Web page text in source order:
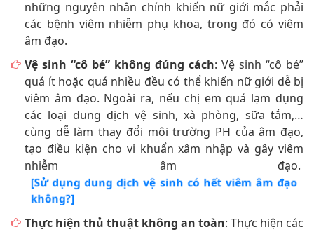
Vệ sinh “cô bé” không đúng cách: Vệ sinh “cô bé”
quá ít hoặc quá nhiều đều có thể khiến nữ giới dễ bị
viêm âm đạo. Ngoài ra, nếu chị em quá lạm dụng
các loại dung dịch vệ sinh, xà phòng, sữa tắm,…
cùng dễ làm thay đổi môi trường PH của âm đạo,
tạo điều kiện cho vi khuẩn xâm nhập và gây viêm
nhiễm âm đạo.
[Sử dụng dung dịch vệ sinh có hết viêm âm đạo
không?]
Thực hiện thủ thuật không an toàn
: Thực hiện các
thủ thuật điều trị các bệnh phụ khoa, đặt vòng tránh
thai, phá thai,… tại các địa chỉ kém chất lượng sẽ
khiến âm đạo dễ bị tổn thương và dễ bị viêm nhiễm.